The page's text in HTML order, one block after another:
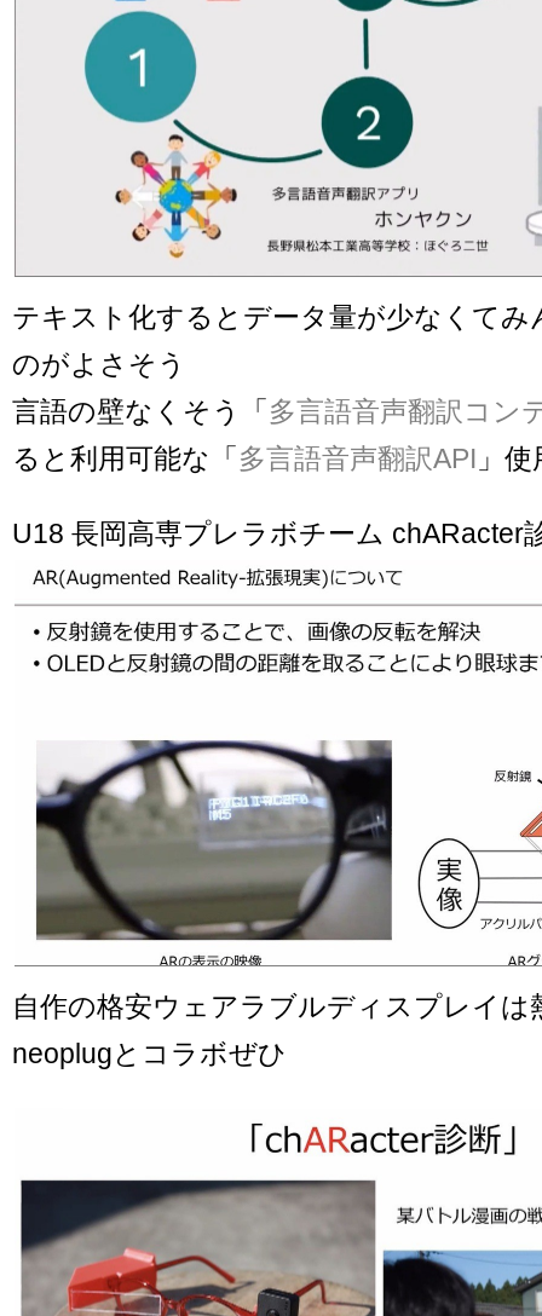
テキスト化するとデータ量が少なくてみ
のがよさそう
言語の壁なくそう「多言語音声翻訳コン
ると利用可能な「多言語音声翻訳API 」
U18 長岡高専プレラボチーム chARacter
自作の格安ウェアラブルディスプレイは
neoplugとコラボぜひ